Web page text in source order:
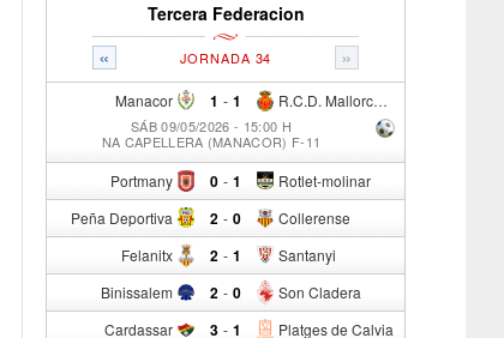
Tercera Federacion
« »
JORNADA 34
Manacor 1 - R.C.D. Mallorca Sad "B"
1
SÁB 09/05/2026 - 15:00 H
NA CAPELLERA (MANACOR) F-11
Portmany 0 - Rotlet-molinar
1
Peña Deportiva 2 - Collerense
0
Felanitx 2 - Santanyi
1
Binissalem 2 - Son Cladera
0
Cardassar 3 - Platges de Calvia
1